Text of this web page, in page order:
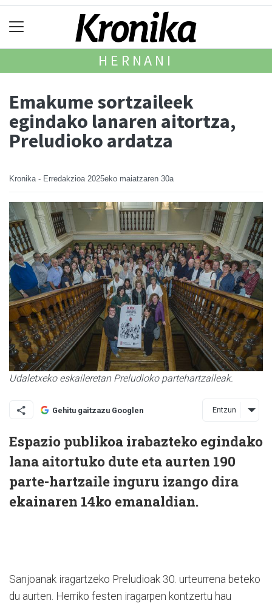
HERNANI
Emakume sortzaileek
egindako lanaren aitortza,
Preludioko ardatza
Kronika - Erredakzioa 2025eko maiatzaren 30a
Udaletxeko eskaileretan Preludioko partehartzaileak.
Gehitu gaitzazu Googlen Entzun
Espazio publikoa irabazteko egindako
lana aitortuko dute eta aurten 190
parte-hartzaile inguru izango dira
ekainaren 14ko emanaldian.
Sanjoanak iragartzeko Preludioak 30. urteurrena beteko
du aurten. Herriko festen iragarpen kontzertu hau